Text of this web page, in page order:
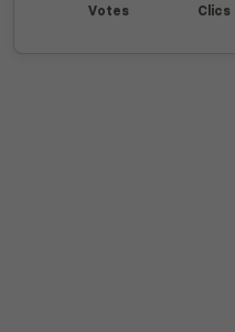
Votes Clics